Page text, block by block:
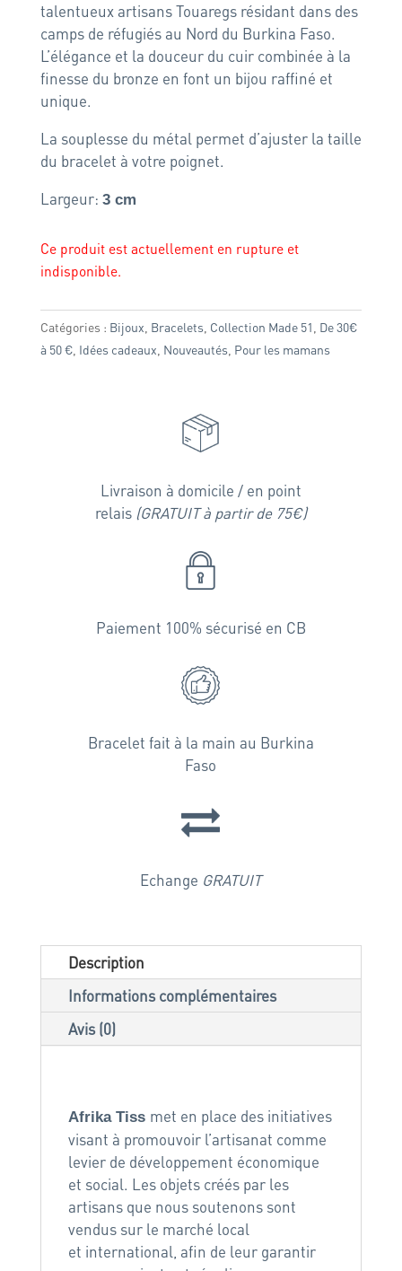
talentueux artisans Touaregs résidant dans des
camps de réfugiés au Nord du Burkina Faso.
L’élégance et la douceur du cuir combinée à la
finesse du bronze en font un bijou raffiné et
unique.
La souplesse du métal permet d’ajuster la taille
du bracelet à votre poignet.
Largeur: 3cm
Ce produit est actuellement en rupture et
indisponible.
Catégories : Bijoux Bracelets, Collection Made 51 De 30€
à 50 €, Idées cadeaux Nouveautés, Pour les mamans
Livraison à domicile / en point
relais (GRATUIT à partir de 75€)
Paiement 100% sécurisé en CB
Bracelet fait à la main au Burkina
Faso
Echange GRATUIT
Description
Informations complémentaires
Avis (0)
Afrika Tiss met en place des initiatives
visant à promouvoir l’artisanat comme
levier de développement économique
et social. Les objets créés par les
artisans que nous soutenons sont
vendus sur le marché local
et international, afin de leur garantir